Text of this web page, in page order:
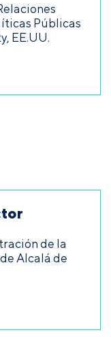
Públicas
EE.UU.
de la
Alcalá de